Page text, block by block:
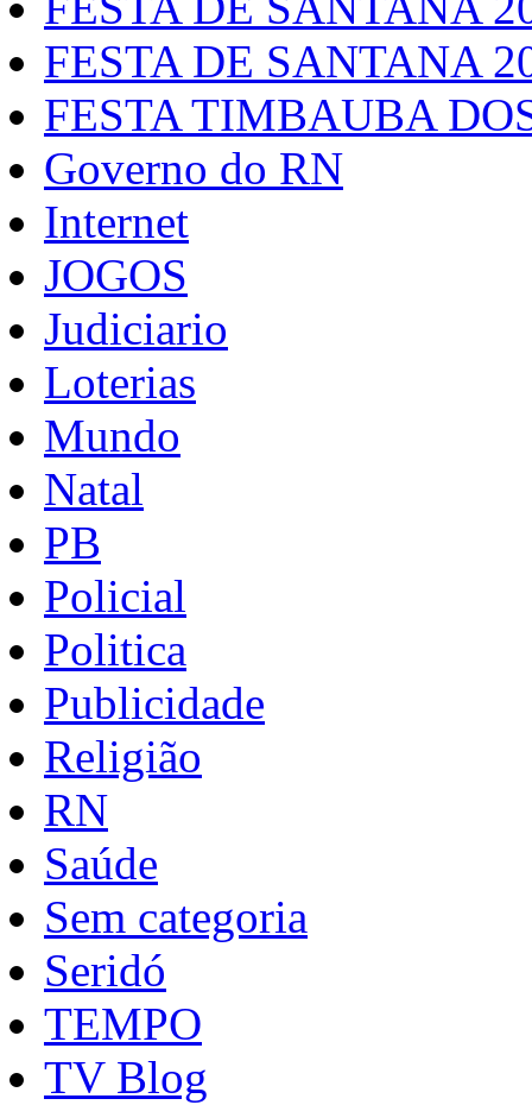
FESTA DE SANTANA
FESTA TIMBAUBA
Governo do RN
Internet
JOGOS
Judiciario
Loterias
Mundo
Natal
PB
Policial
Politica
Publicidade
Religião
RN
Saúde
Sem categoria
Seridó
TEMPO
TV Blog